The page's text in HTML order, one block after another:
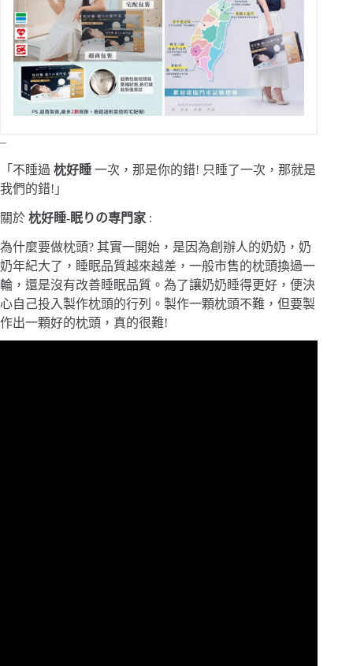
–
「不睡過 枕好睡 一次，那是你的錯! 只睡了一次，那就是
我們的錯!」
關於 枕好睡-眠りの専門家 :
為什麼要做枕頭? 其實一開始，是因為創辦人的奶奶，奶
奶年紀大了，睡眠品質越來越差，一般市售的枕頭換過一
輪，還是沒有改善睡眠品質。為了讓奶奶睡得更好，便決
心自己投入製作枕頭的行列。製作一顆枕頭不難，但要製
作出一顆好的枕頭，真的很難!